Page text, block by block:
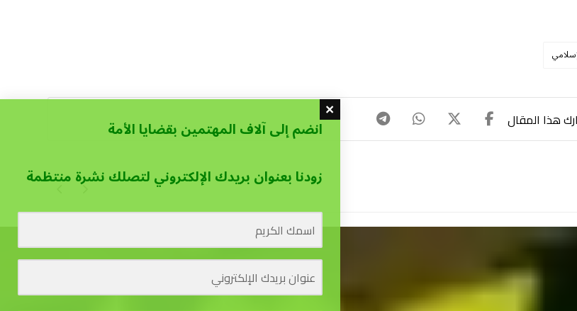
انضم إلى آلاف المهتمين بقضايا الأمة
زودنا بعنوان بريدك الإلكتروني لتصلك نشرة منتظمة